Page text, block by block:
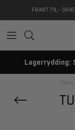
FRAKT 79,-
Lagerrydding:
Hjem